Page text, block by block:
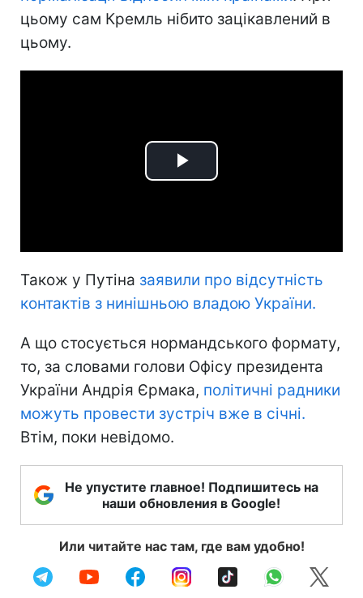
цьому сам Кремль нібито зацікавлений в
цьому.
Play
Також у Путіна заявили про відсутність
контактів з нинішньою владою України.
А що стосується нормандського формату,
то, за словами голови Офісу президента
України Андрія Єрмака, політичні радники
можуть провести зустріч вже в січні.
Втім, поки невідомо.
Не упустите главное! Подпишитесь на
наши обновления в Google!
Или читайте нас там, где вам удобно!